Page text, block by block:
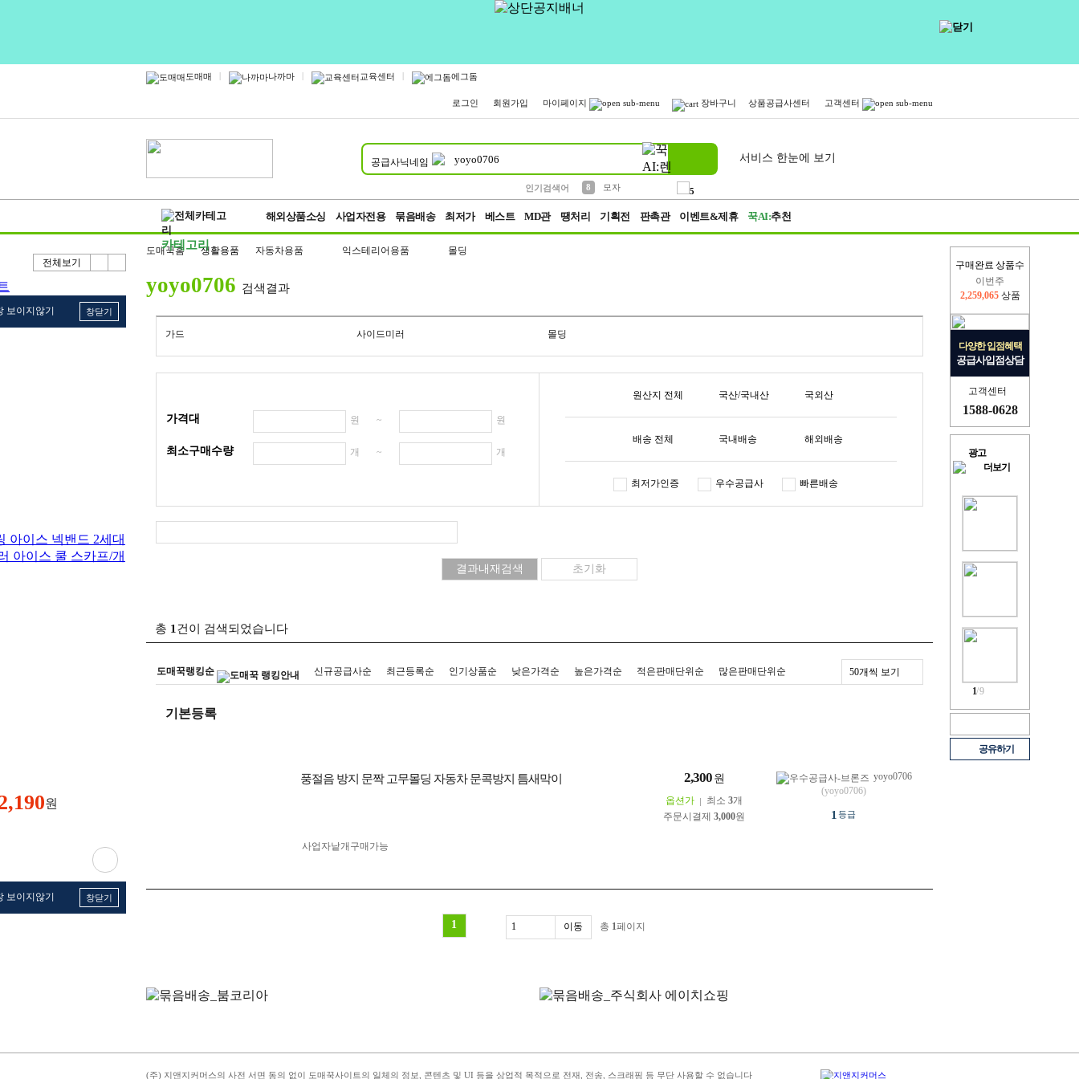
도매매 | 나까마 | 교육센터 | 에그돔
로그인 회원가입 마이페이지 장바구니 상품공급사센터 고객센터
공급사닉네임
인기검색어
1
12
454
152
395
12
1
8
모자
5
555
서비스 한눈에 보기
카테고리
해외상품소싱 사업자전용 묶음배송 최저가 베스트 MD관 땡처리 기획전 판촉관 이벤트&제휴 꾹AI:추천
전체보기
보이지않기 창닫기
원
보이지않기 창닫기
구매완료 상품수
2,326,527
이번주
2,259,065 상품
다양한 입점혜택
공급사입점상담
고객센터
1588-0628
광고
1/9
공유하기
도매꾹홈 생활용품 자동차용품 익스테리어용품 몰딩
yoyo0706 검색결과
가드 사이드미러 몰딩
가격대 원 ~ 원
최소구매수량 개 ~ 개
원산지 전체 국산/국내산 국외산
배송 전체 국내배송 해외배송
최저가인증 우수공급사 빠른배송
총 1 건이 검색되었습니다
도매꾹랭킹순 신규공급사순 최근등록순 인기상품순 낮은가격순 높은가격순 적은판매단위순 많은판매단위순 50개씩 보기
기본등록
풍절음 방지 문짝 고무몰딩 자동차 문콕방지 틈새막이 2,300 원
옵션가 최소 3개
주문시결제 3,000원
사업자 낱개구매가능
yoyo0706
(yoyo0706)
1 등급
1 총 1페이지
(주) 지앤지커머스의 사전 서면 동의 없이 도매꾹사이트의 일체의 정보, 콘텐츠 및 UI 등을 상업적 목적으로 전재, 전송, 스크래핑 등 무단 사용할 수 없습니다